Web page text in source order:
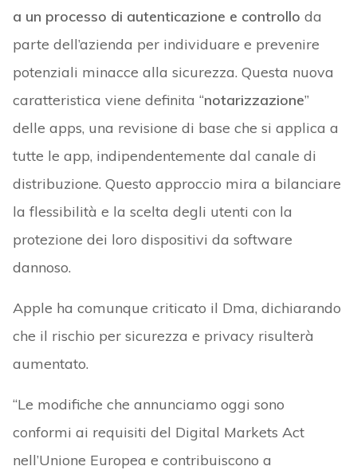
a un processo di autenticazione e controllo da
parte dell’azienda per individuare e prevenire
potenziali minacce alla sicurezza. Questa nuova
caratteristica viene definita “notarizzazione”
delle apps, una revisione di base che si applica a
tutte le app, indipendentemente dal canale di
distribuzione. Questo approccio mira a bilanciare
la flessibilità e la scelta degli utenti con la
protezione dei loro dispositivi da software
dannoso.
Apple ha comunque criticato il Dma, dichiarando
che il rischio per sicurezza e privacy risulterà
aumentato.
“Le modifiche che annunciamo oggi sono
conformi ai requisiti del Digital Markets Act
nell’Unione Europea e contribuiscono a